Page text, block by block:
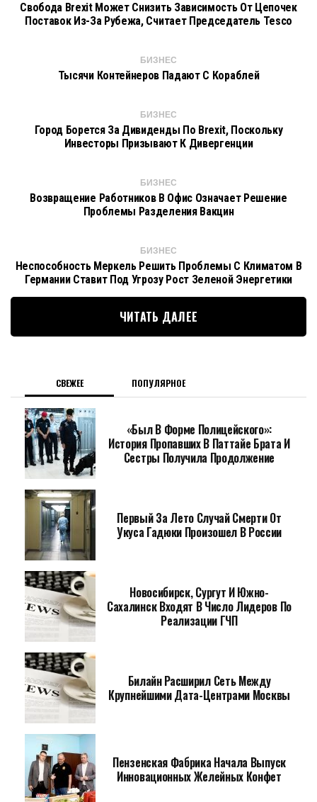
Свобода Brexit Может Снизить Зависимость От Цепочек
Поставок Из-За Рубежа, Считает Председатель Tesco
БИЗНЕС
Тысячи Контейнеров Падают С Кораблей
БИЗНЕС
Город Борется За Дивиденды По Brexit, Поскольку
Инвесторы Призывают К Дивергенции
БИЗНЕС
Возвращение Работников В Офис Означает Решение
Проблемы Разделения Вакцин
БИЗНЕС
Неспособность Меркель Решить Проблемы С Климатом В
Германии Ставит Под Угрозу Рост Зеленой Энергетики
ЧИТАТЬ ДАЛЕЕ
СВЕЖЕЕ ПОПУЛЯРНОЕ
«Был В Форме Полицейского»:
История Пропавших В Паттайе Брата И
Сестры Получила Продолжение
Первый За Лето Случай Смерти От
Укуса Гадюки Произошел В России
Новосибирск, Сургут И Южно-
Сахалинск Входят В Число Лидеров По
Реализации ГЧП
Билайн Расширил Сеть Между
Крупнейшими Дата-Центрами Москвы
Пензенская Фабрика Начала Выпуск
Инновационных Желейных Конфет